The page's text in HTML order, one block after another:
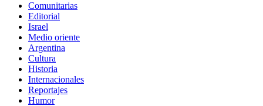
Comunitarias
Editorial
Israel
Medio oriente
Argentina
Cultura
Historia
Internacionales
Reportajes
Humor